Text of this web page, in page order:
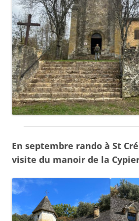
En septembre rando à St
visite du manoir de la